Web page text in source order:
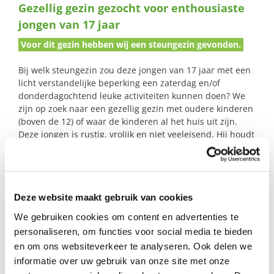
Deze website maakt gebruik van cookies
We gebruiken cookies om content en advertenties te
personaliseren, om functies voor social media te bieden
en om ons websiteverkeer te analyseren. Ook delen we
informatie over uw gebruik van onze site met onze
naar:
Gezellig gezin gezocht voor enthousiaste
jongen van 17 jaar
Voor dit gezin hebben wij een steungezin gevonden.
Bij welk steungezin zou deze jongen van 17 jaar met een
licht verstandelijke beperking een zaterdag en/of
donderdagochtend leuke activiteiten kunnen doen? We
zijn op zoek naar een gezellig gezin met oudere kinderen
(boven de 12) of waar de kinderen al het huis uit zijn.
Deze jongen is rustig, vrolijk en niet veeleisend. Hij houdt
van bakken/koken, fietsen, gezellig kletsen en winkelen.
Profiel steungezin
Buurtgezinnen.nl-Ede zoekt een steungezin:
dat een vrolijke, sociale jongen van 17 jaar
een fijne zaterdag kan bezorgen (bij